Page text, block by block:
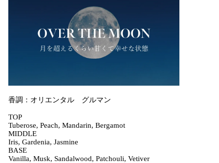
香調：オリエンタル グルマン
TOP
Tuberose, Peach, Mandarin, Bergamot
MIDDLE
Iris, Gardenia, Jasmine
BASE
Vanilla, Musk, Sandalwood, Patchouli, Vetiver